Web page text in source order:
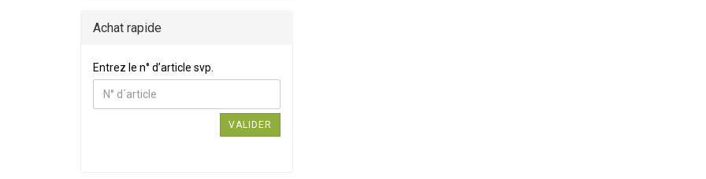
Achat rapide
Entrez le n° d’article svp.
Entrez le n° d’article svp.
VALIDER